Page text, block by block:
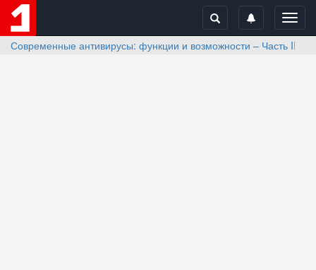
Современные антивирусы: функции и возможности – Часть II: